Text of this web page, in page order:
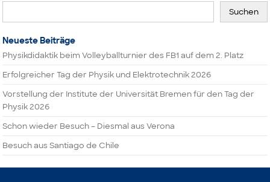
Suchen
Neueste Beiträge
Physikdidaktik beim Volleyballturnier des FB1 auf dem 2. Platz
Erfolgreicher Tag der Physik und Elektrotechnik 2026
Vorstellung der Institute der Universität Bremen für den Tag der
Physik 2026
Schon wieder Besuch – Diesmal aus Verona
Besuch aus Santiago de Chile